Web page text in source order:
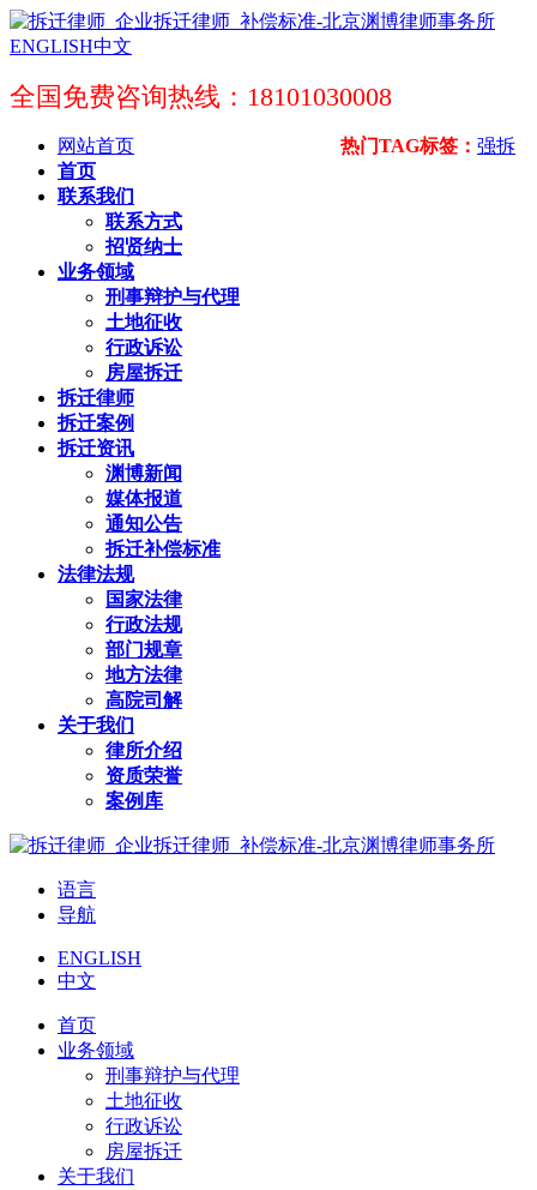
ENGLISH中文
全国免费咨询热线：18101030008
热门TAG标签： 强拆
网站首页
首页
联系我们
联系方式
招贤纳士
业务领域
刑事辩护与代理
土地征收
行政诉讼
房屋拆迁
拆迁律师
拆迁案例
拆迁资讯
渊博新闻
媒体报道
通知公告
拆迁补偿标准
法律法规
国家法律
行政法规
部门规章
地方法律
高院司解
关于我们
律所介绍
资质荣誉
案例库
语言
导航
ENGLISH
中文
首页
业务领域
刑事辩护与代理
土地征收
行政诉讼
房屋拆迁
关于我们